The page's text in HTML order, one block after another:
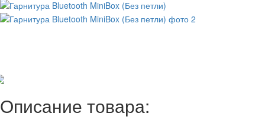
Описание товара: